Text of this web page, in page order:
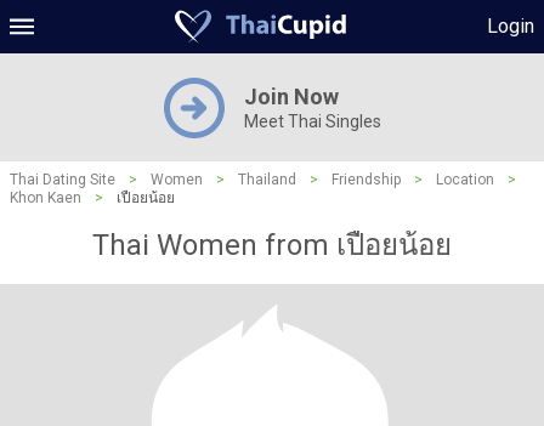
Login
Join Now
Meet Thai Singles
Thai Dating Site > Women > Thailand > Friendship > Location
>
Khon Kaen
> เปือยน้อย
Thai Women from เปือยน้อย